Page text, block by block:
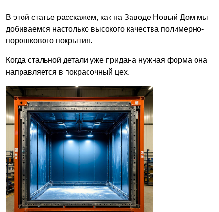
В этой статье расскажем, как на Заводе Новый Дом мы
добиваемся настолько высокого качества полимерно-
порошкового покрытия.
Когда стальной детали уже придана нужная форма она
направляется в покрасочный цех.